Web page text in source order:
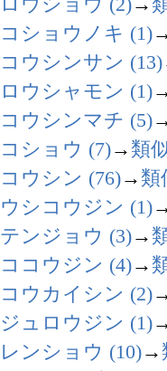
ロウショウ (2)→
コショウノキ (1)
コウシンサン (13)
ロウシャモン (1)
コウシンマチ (5)
コショウ (7)→ 類
コウシン (76)→ 類
ウシコウジン (1)
テンジョウ (3)→
ココウジン (4)→
コウカイシン (2)
ジュロウジン (1)
レンショウ (10)→